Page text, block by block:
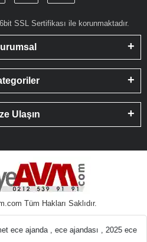
SSL Sertifikası ile korunmaktadır.
Ulaşın
Tüm Hakları Saklıdır.
ucuz